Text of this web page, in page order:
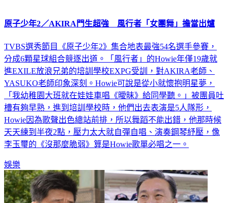
TVBS選秀節目《原子少年2》集合地表最強54名選手參賽，
分成6顆星球組合競逐出道。「風行者」的Howie年僅19歲就
進EXILE放浪兄弟的培訓學校EXPG受訓，對AKIRA老師、
YASUKO老師印象深刻。Howie可說是從小就懷抱明星夢，
「我幼稚園大班就在娃娃車唱《曖昧》給同學聽。」被團員吐
槽有夠早熟，進到培訓學校時，他們出去表演是5人隊形，
Howie因為歌聲出色總站前排，所以舞蹈不能出錯，他那時候
天天練到半夜2點，壓力太大就自彈自唱、演奏鋼琴紓壓，像
娛樂